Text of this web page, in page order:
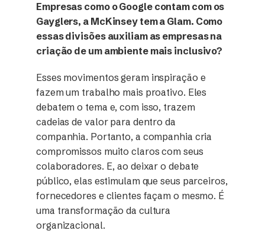
Empresas como o Google contam com os
Gayglers, a McKinsey tem a Glam. Como
essas divisões auxiliam as empresas na
criação de um ambiente mais inclusivo?
Esses movimentos geram inspiração e
fazem um trabalho mais proativo. Eles
debatem o tema e, com isso, trazem
cadeias de valor para dentro da
companhia. Portanto, a companhia cria
compromissos muito claros com seus
colaboradores. E, ao deixar o debate
público, elas estimulam que seus parceiros,
fornecedores e clientes façam o mesmo. É
uma transformação da cultura
organizacional.